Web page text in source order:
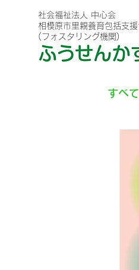
社会福祉法人 中心会
相模原市里親養育包括支
(フォスタリング機関)
すべ